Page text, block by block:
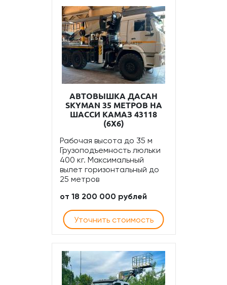
АВТОВЫШКА ДАСАН
SKYMAN 35 МЕТРОВ НА
ШАССИ КАМАЗ 43118
(6Х6)
Рабочая высота до 35 м
Грузоподъемность люльки
400 кг. Максимальный
вылет горизонтальный до
25 метров
от 18 200 000 рублей
Уточнить стоимость